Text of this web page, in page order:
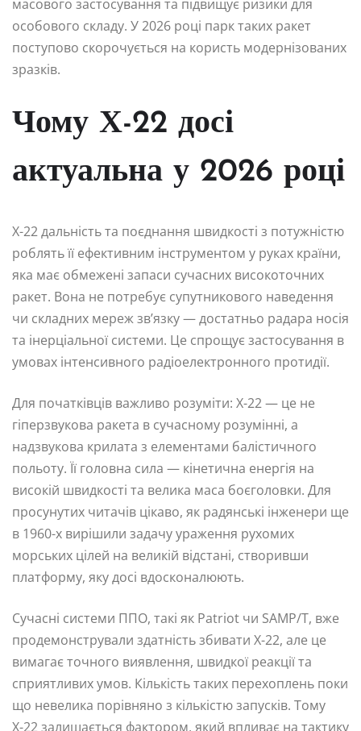
масового застосування та підвищує ризики для
особового складу. У 2026 році парк таких ракет
поступово скорочується на користь модернізованих
зразків.
Чому Х-22 досі
актуальна у 2026 році
Х-22 дальність та поєднання швидкості з потужністю
роблять її ефективним інструментом у руках країни,
яка має обмежені запаси сучасних високоточних
ракет. Вона не потребує супутникового наведення
чи складних мереж зв’язку — достатньо радара носія
та інерціальної системи. Це спрощує застосування в
умовах інтенсивного радіоелектронного протидії.
Для початківців важливо розуміти: Х-22 — це не
гіперзвукова ракета в сучасному розумінні, а
надзвукова крилата з елементами балістичного
польоту. Її головна сила — кінетична енергія на
високій швидкості та велика маса боєголовки. Для
просунутих читачів цікаво, як радянські інженери ще
в 1960-х вирішили задачу ураження рухомих
морських цілей на великій відстані, створивши
платформу, яку досі вдосконалюють.
Сучасні системи ППО, такі як Patriot чи SAMP/T, вже
продемонстрували здатність збивати Х-22, але це
вимагає точного виявлення, швидкої реакції та
сприятливих умов. Кількість таких перехоплень поки
що невелика порівняно з кількістю запусків. Тому
Х-22 залишається фактором, який впливає на тактику